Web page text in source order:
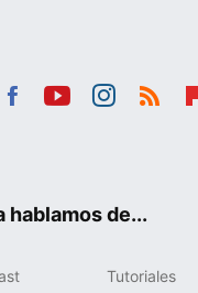
hablamos de...
Tutoriales